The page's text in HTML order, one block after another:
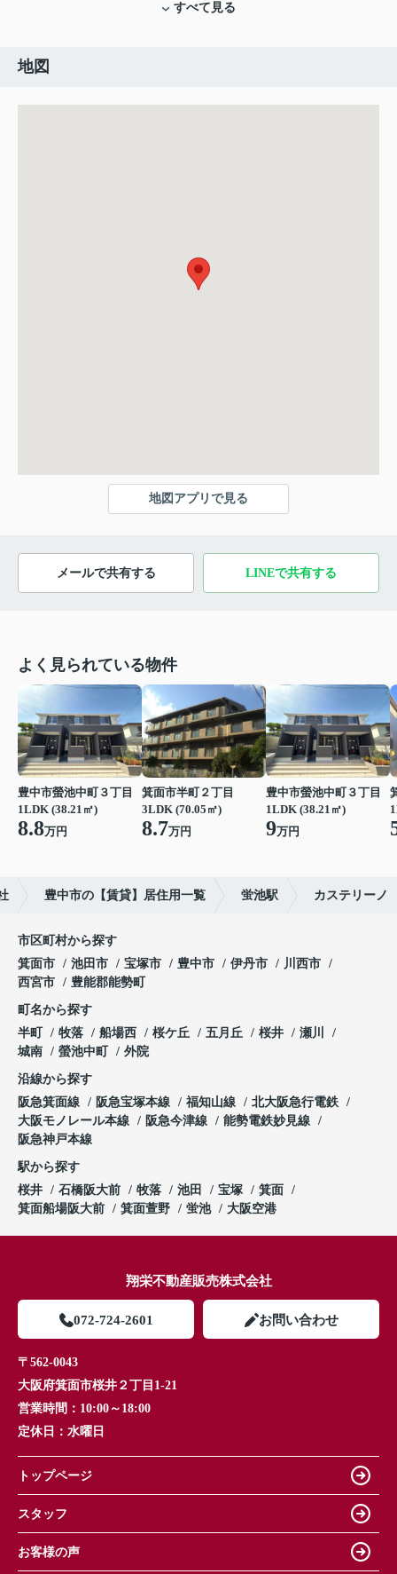
すべて見る
地図
地図アプリで見る
メールで共有する LINEで共有する
よく見られている物件
豊中市螢池中町３丁目
1LDK (38.21㎡)
8.8万円
箕面市半町２丁目
3LDK (70.05㎡)
8.7万円
豊中市螢池中町３丁目
1LDK (38.21㎡)
9万円
豊中市の【賃貸】居住用一覧 蛍池駅 カステリーノ
市区町村から探す
箕面市
池田市 宝塚市 豊中市 伊丹市
川西市
西宮市
豊能郡能勢町
町名から探す
半町
牧落 船場西 桜ケ丘 五月丘 桜井
瀬川
城南
螢池中町 外院
沿線から探す
阪急箕面線
阪急宝塚本線 福知山線
北大阪急行電鉄
大阪モノレール本線
阪急今津線
能勢電鉄妙見線
阪急神戸本線
駅から探す
桜井
石橋阪大前 牧落 池田 宝塚
箕面
箕面船場阪大前
箕面萱野 蛍池 大阪空港
翔栄不動産販売株式会社
072-724-2601 お問い合わせ
〒562-0043
大阪府箕面市桜井２丁目1-21
営業時間： 10:00～18:00
定休日： 水曜日
トップページ
スタッフ
お客様の声